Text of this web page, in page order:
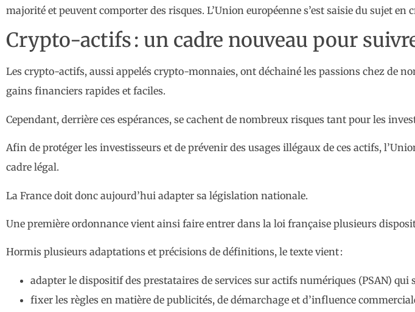
majorité et peuvent comporter des risques. L’Union européenne s’est saisie du sujet en
Crypto-actifs : un cadre nouveau pour
Les crypto-actifs, aussi appelés crypto-monnaies, ont déchainé les passions chez de
gains financiers rapides et faciles.
Cependant, derrière ces espérances, se cachent de nombreux risques tant pour les
Afin de protéger les investisseurs et de prévenir des usages illégaux de ces actifs,
cadre légal.
La France doit donc aujourd’hui adapter sa législation nationale.
Une première ordonnance vient ainsi faire entrer dans la loi française plusieurs
Hormis plusieurs adaptations et précisions de définitions, le texte vient :
adapter le dispositif des prestataires de services sur actifs numériques (PSAN) qui
fixer les règles en matière de publicités, de démarchage et d’influence